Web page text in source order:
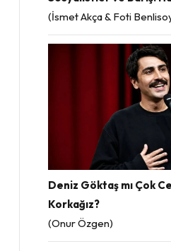
(İsmet Akça & Foti
Deniz Göktaş mı Çok
Korkağız?
(Onur Özgen)